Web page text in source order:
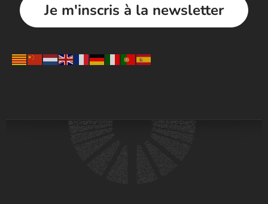
Je m'inscris à la newsletter